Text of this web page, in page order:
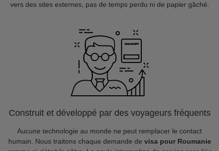
vers des sites externes, pas de temps perdu ni de papier gâché.
Construit et développé par des voyageurs fréquents
Aucune technologie au monde ne peut remplacer le contact
humain. Nous traitons chaque demande de visa pour Roumanie